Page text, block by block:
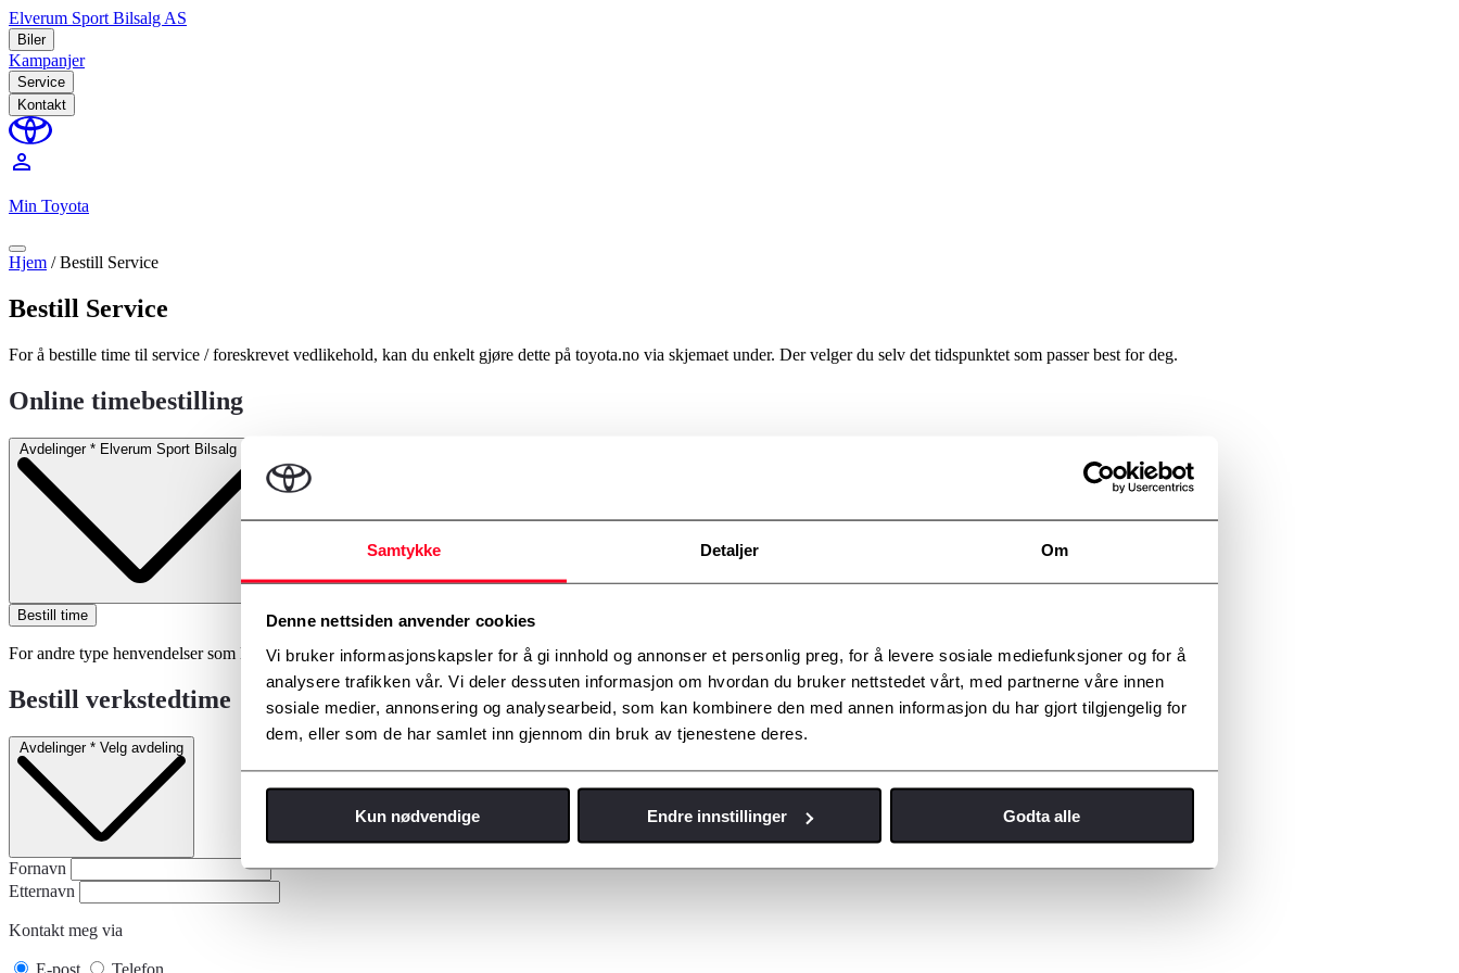
Samtykke Detaljer Om
Denne nettsiden anvender cookies
Vi bruker informasjonskapsler for å gi innhold og annonser et personlig preg, for å levere sosiale mediefunksjoner og for å
analysere trafikken vår. Vi deler dessuten informasjon om hvordan du bruker nettstedet vårt, med partnerne våre innen
sosiale medier, annonsering og analysearbeid, som kan kombinere den med annen informasjon du har gjort tilgjengelig for
dem, eller som de har samlet inn gjennom din bruk av tjenestene deres.
Kun nødvendige Endre innstillinger Godta alle
Elverum Sport Bilsalg AS
Biler
Kampanjer
Service
Kontakt
perm_identity
Min Toyota
Hjem /Bestill Service
Bestill Service
For å bestille time til service / foreskrevet vedlikehold, kan du enkelt gjøre dette på toyota.no via skjemaet under. Der velger du selv det tidspunktet som passer best for deg.
Online timebestilling
Avdelinger * Elverum Sport Bilsalg AS
Bestill time
For andre type henvendelser som EU-kontroll, glasskade, hjulskift eller generell kontakt, kan du benytte skjema under.
Bestill verkstedtime
Avdelinger * Velg avdeling
Fornavn
Etternavn
Kontakt meg via